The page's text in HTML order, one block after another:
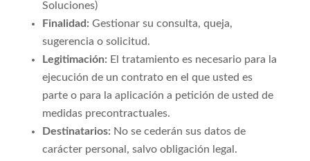
Soluciones)
Finalidad: Gestionar su consulta, queja,
sugerencia o solicitud.
Legitimación: El tratamiento es necesario para la
ejecución de un contrato en el que usted es
parte o para la aplicación a petición de usted de
medidas precontractuales.
Destinatarios: No se cederán sus datos de
carácter personal, salvo obligación legal.